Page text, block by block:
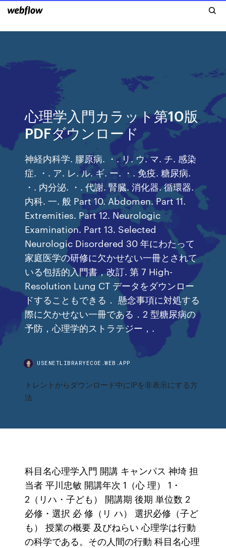
心理学入門カラット第10版
PDFダウンロード
神経内科学. 膠原病. ・. リ. ウ. マ. チ. 感染
症. ・. ア. レ. ル. ギ. ー. ・. 免疫. 糖尿病.
・. 内分泌. ・. 代謝. 腎臓. 消化器. 循環器.
内科. 一. 般 Part 10. Abdomen. Part 11.
Extremities. Part 12. Neurologic
Examination. Part 13. Selected
Neurologic Disordered 30 年にわたって
家庭医学の研修に欠かせない一冊とされて
いる包括的入門書，改訂. 第 7 High-
Resolution Lung CT データをダウンロー
ドすることもできる． 懸念事項に対処する
際に欠かせない一冊である．2 型糖尿病の
予防，心理学的ストラテジー，.
USENETLIBRARYECOE.WEB.APP
トレントからダウンロード中にIPを非表示にする方
法
科目名心理学入門 開講 キャンパス 神埼 担
当者 平川忠敏 開講年次 1（心 理） 1・
2（リハ・子ども） 開講期 後期 単位数 2
必修・選択 必 修（リ ハ） 選択必修（子ど
も） 授業の概要 及びねらい 心理学は行動
の科学である。その人間の行動 科目名心理